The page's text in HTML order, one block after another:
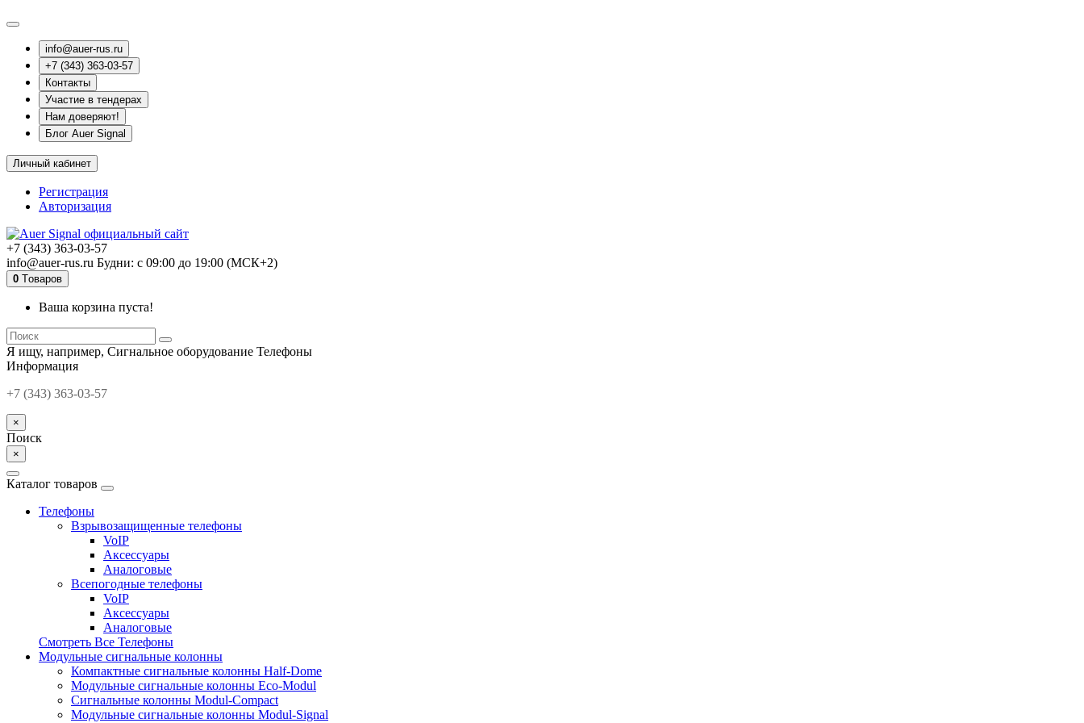
info@auer-rus.ru
+7 (343) 363-03-57
Контакты
Участие в тендерах
Нам доверяют!
Блог Auer Signal
Личный кабинет
Регистрация
Авторизация
+7 (343) 363-03-57
info@auer-rus.ru Будни: с 09:00 до 19:00 (МСК+2)
0 Tоваров
Ваша корзина пуста!
Я ищу, например, Сигнальное оборудование Телефоны
Информация
+7 (343) 363-03-57
×
Поиск
×
Каталог товаров
Телефоны
Взрывозащищенные телефоны
VoIP
Аксессуары
Аналоговые
Всепогодные телефоны
VoIP
Аксессуары
Аналоговые
Смотреть Все Телефоны
Модульные сигнальные колонны
Компактные сигнальные колонны Half-Dome
Модульные сигнальные колонны Eco-Modul
Сигнальные колонны Modul-Compact
Модульные сигнальные колонны Modul-Signal